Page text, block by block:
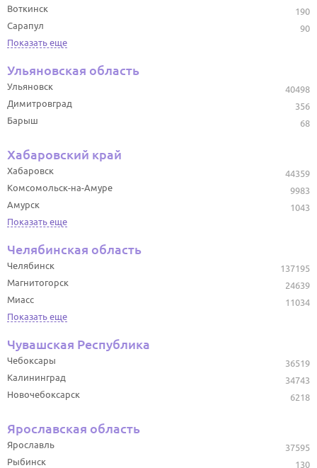
190
Воткинск
90
Сарапул
Показать еще
Ульяновская область
40498
Ульяновск
356
Димитровград
68
Барыш
Хабаровский край
44359
Хабаровск
9983
Комсомольск-на-Амуре
1043
Амурск
Показать еще
Челябинская область
137195
Челябинск
24639
Магнитогорск
11034
Миасс
Показать еще
Чувашская Республика
36519
Чебоксары
34743
Калининград
6218
Новочебоксарск
Ярославская область
37595
Ярославль
130
Рыбинск